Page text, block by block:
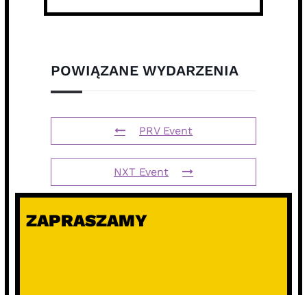
POWIĄZANE WYDARZENIA
PRV Event
NXT Event
ZAPRASZAMY